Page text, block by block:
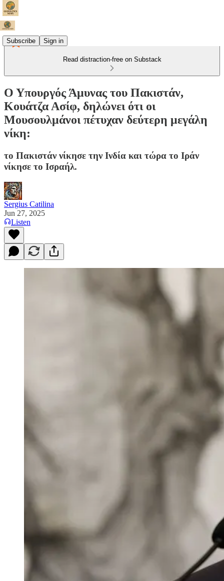
Subscribe Sign in
Read distraction-free on Substack
Ο Υπουργός Άμυνας του Πακιστάν,
Κουάτζα Ασίφ, δηλώνει ότι οι
Μουσουλμάνοι πέτυχαν δεύτερη μεγάλη
νίκη:
το Πακιστάν νίκησε την Ινδία και τώρα το Ιράν
νίκησε το Ισραήλ.
Sergius Catilina
Jun 27, 2025
Listen